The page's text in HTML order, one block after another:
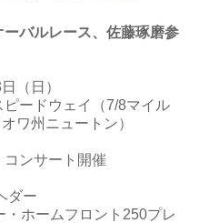
バルレース、 佐藤琢磨参
（日）
ードウェイ（7/8マイル
ワ州ニュートン）
コンサート開催
ダー
ホームフロント250プレ